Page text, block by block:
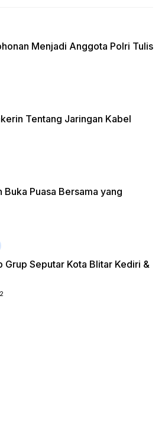
Menjadi Anggota Polri Tulis
Tentang Jaringan Kabel
Buka Puasa Bersama yang
Grup Seputar Kota Blitar Kediri &